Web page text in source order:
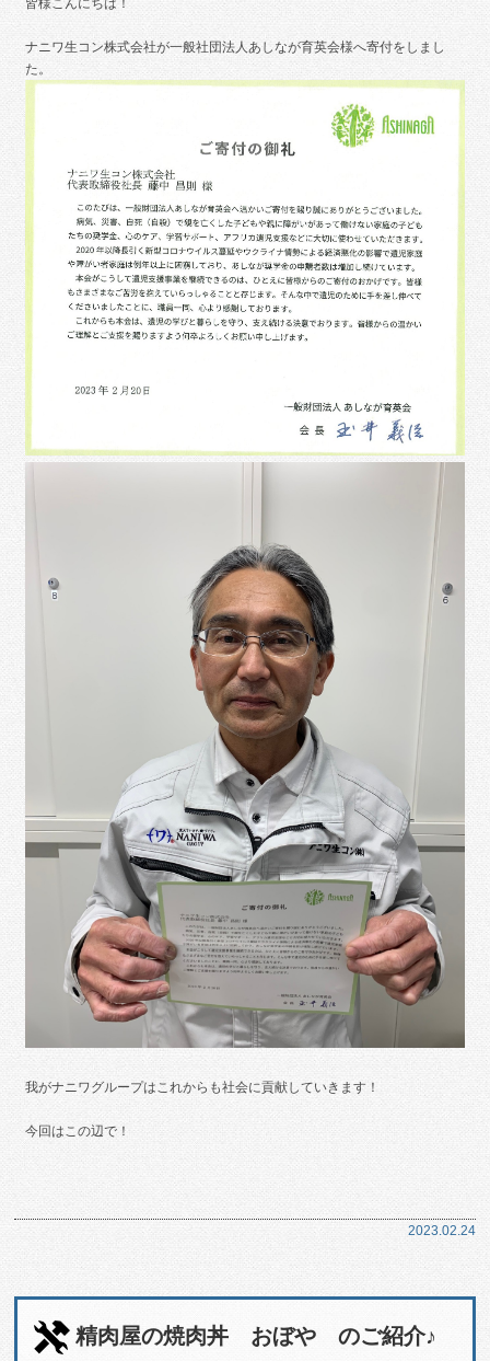
皆様こんにちは！
ナニワ生コン株式会社が一般社団法人あしなが育英会様へ寄付をしまし
た。
我がナニワグループはこれからも社会に貢献していきます！
今回はこの辺で！
2023.02.24
精肉屋の焼肉丼 おぼや のご紹介♪